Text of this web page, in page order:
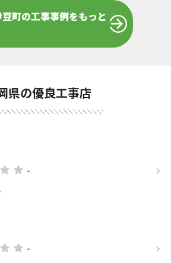
町の工事事例をもっと
県の優良工事店
-
-